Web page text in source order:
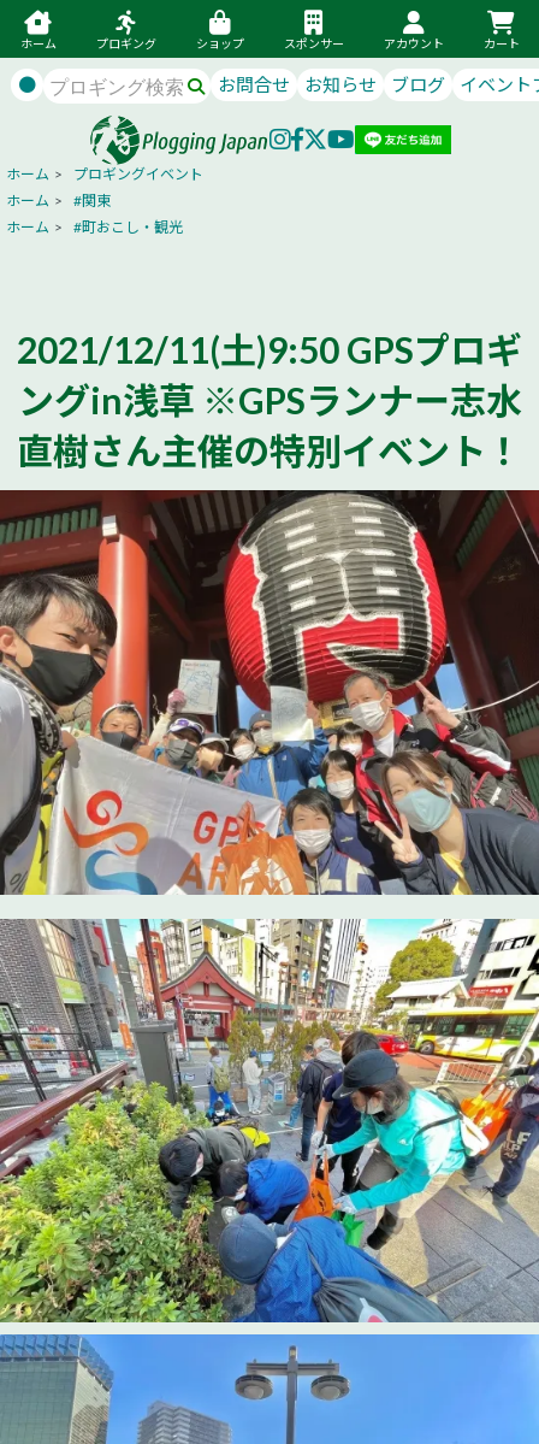
ホーム プロギング ショップ スポンサー アカウント カート
● お問合せ お知らせ ブログ イベント
ホーム >
プロギングイベント
ホーム >
#関東
ホーム > #町おこし・観光
2021/12/11(土)9:50 GPSプロギ
ングin浅草 ※GPSランナー志水
直樹さん主催の特別イベント！